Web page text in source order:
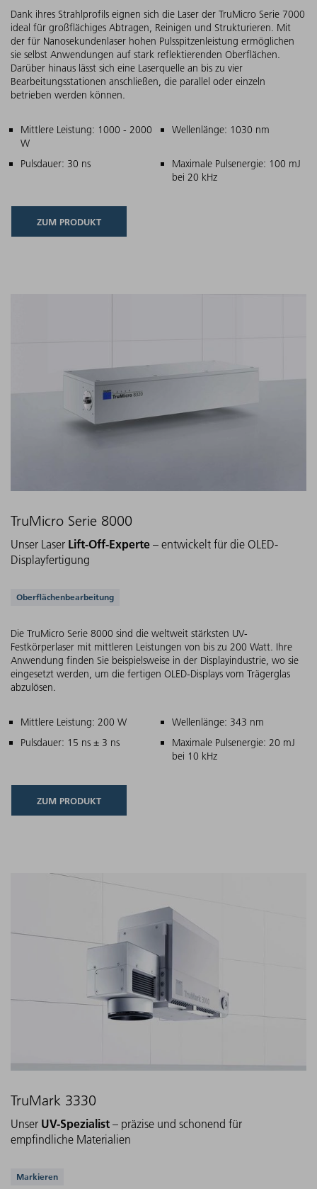
Dank ihres Strahlprofils eignen sich die Laser der TruMicro Serie 7000
ideal für großflächiges Abtragen, Reinigen und Strukturieren. Mit
der für Nanosekundenlaser hohen Pulsspitzenleistung ermöglichen
sie selbst Anwendungen auf stark reflektierenden Oberflächen.
Darüber hinaus lässt sich eine Laserquelle an bis zu vier
Bearbeitungsstationen anschließen, die parallel oder einzeln
betrieben werden können.
Hauptmerkmale
Mittlere Leistung: 1000 - 2000
W
Wellenlänge: 1030 nm
Pulsdauer: 30 ns
Maximale Pulsenergie: 100 mJ
bei 20 kHz
ZUM PRODUKT
TruMicro Serie 8000
Unser Laser Lift-Off-Experte – entwickelt für die OLED-
Displayfertigung
Unterstützte Anwendungen
Oberflächenbearbeitung
Die TruMicro Serie 8000 sind die weltweit stärksten UV-
Festkörperlaser mit mittleren Leistungen von bis zu 200 Watt. Ihre
Anwendung finden Sie beispielsweise in der Displayindustrie, wo sie
eingesetzt werden, um die fertigen OLED-Displays vom Trägerglas
abzulösen.
Hauptmerkmale
Mittlere Leistung: 200 W
Wellenlänge: 343 nm
Pulsdauer: 15 ns ± 3 ns
Maximale Pulsenergie: 20 mJ
bei 10 kHz
ZUM PRODUKT
TruMark 3330
Unser UV-Spezialist – präzise und schonend für
empfindliche Materialien
Unterstützte Anwendungen
Markieren